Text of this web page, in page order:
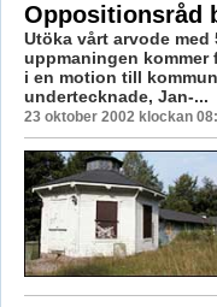
Oppositionsråd
Utöka vårt arvode med
uppmaningen
i en motion till
undertecknade, Jan-...
23 oktober 2002 klockan